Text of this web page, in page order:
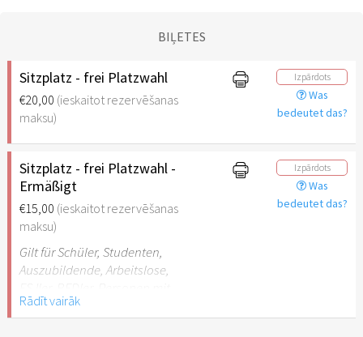
BIĻETES
Sitzplatz - frei Platzwahl
€20,00 (ieskaitot rezervēšanas
maksu)
Izpārdots
Was
bedeutet das?
Sitzplatz - frei Platzwahl -
Ermäßigt
€15,00 (ieskaitot rezervēšanas
maksu)
Izpārdots
Was
bedeutet das?
Gilt für Schüler, Studenten,
Auszubildende, Arbeitslose,
Behinderungen
Rādīt vairāk